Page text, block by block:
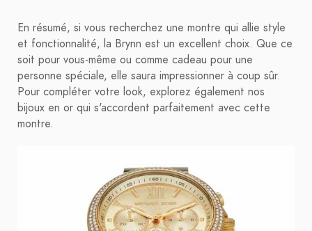
En résumé, si vous recherchez une montre qui allie style
et fonctionnalité, la Brynn est un excellent choix. Que ce
soit pour vous-même ou comme cadeau pour une
personne spéciale, elle saura impressionner à coup sûr.
Pour compléter votre look, explorez également nos
bijoux en or qui s'accordent parfaitement avec cette
montre.